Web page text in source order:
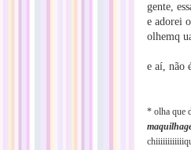
gente,
e adorei
olhemq
e aí, não
* olha que